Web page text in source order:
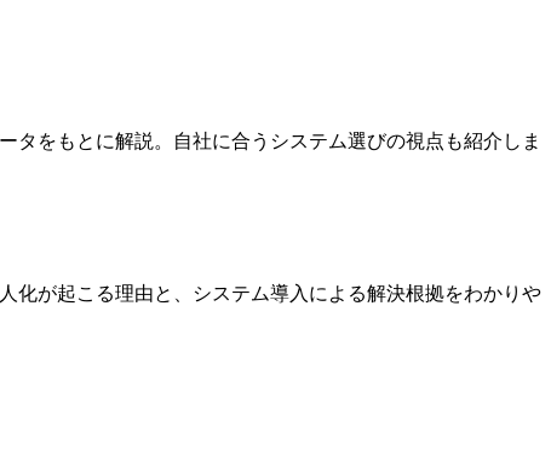
をもとに解説。自社に合うシステム選びの視点も紹介しま
化が起こる理由と、システム導入による解決根拠をわかりや